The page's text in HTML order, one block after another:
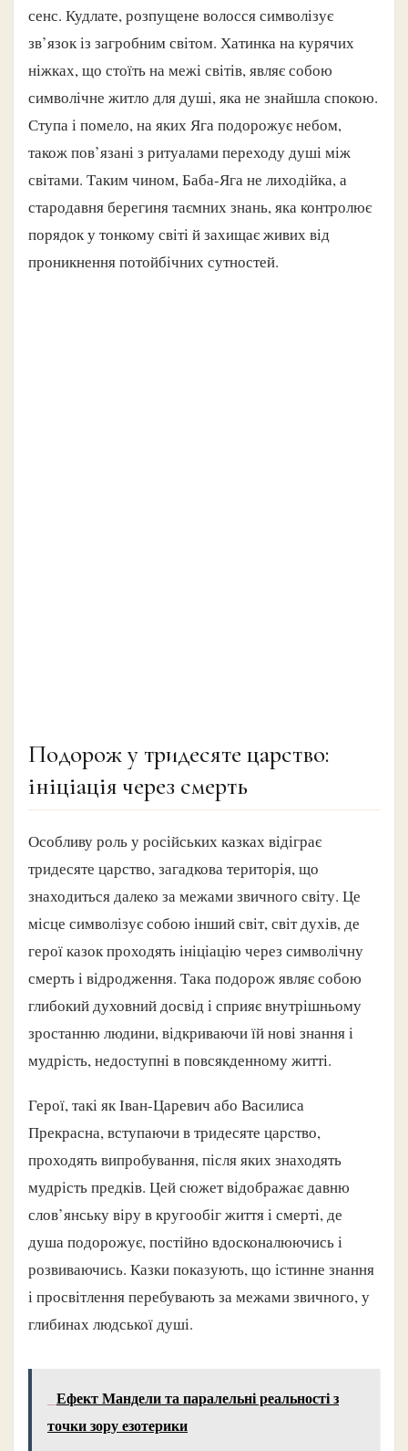
сенс. Кудлате, розпущене волосся символізує
зв’язок із загробним світом. Хатинка на курячих
ніжках, що стоїть на межі світів, являє собою
символічне житло для душі, яка не знайшла спокою.
Ступа і помело, на яких Яга подорожує небом,
також пов’язані з ритуалами переходу душі між
світами. Таким чином, Баба-Яга не лиходійка, а
стародавня берегиня таємних знань, яка контролює
порядок у тонкому світі й захищає живих від
проникнення потойбічних сутностей.
Подорож у тридесяте царство:
ініціація через смерть
Особливу роль у російських казках відіграє
тридесяте царство, загадкова територія, що
знаходиться далеко за межами звичного світу. Це
місце символізує собою інший світ, світ духів, де
герої казок проходять ініціацію через символічну
смерть і відродження. Така подорож являє собою
глибокий духовний досвід і сприяє внутрішньому
зростанню людини, відкриваючи їй нові знання і
мудрість, недоступні в повсякденному житті.
Герої, такі як Іван-Царевич або Василиса
Прекрасна, вступаючи в тридесяте царство,
проходять випробування, після яких знаходять
мудрість предків. Цей сюжет відображає давню
слов’янську віру в кругообіг життя і смерті, де
душа подорожує, постійно вдосконалюючись і
розвиваючись. Казки показують, що істинне знання
і просвітлення перебувають за межами звичного, у
глибинах людської душі.
Ефект Мандели та паралельні реальності з
точки зору езотерики